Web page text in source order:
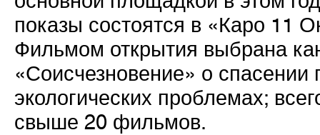
показы состоятся в «Каро 11
Фильмом открытия выбрана
«Соисчезновение» о спасении
экологических проблемах;
свыше 20 фильмов.